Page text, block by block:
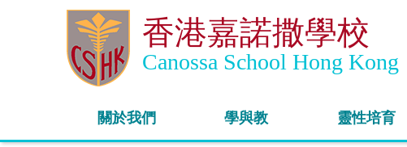
香港嘉諾撒學校
Canossa School Hong Kong
關於我們 學與教 靈性培育